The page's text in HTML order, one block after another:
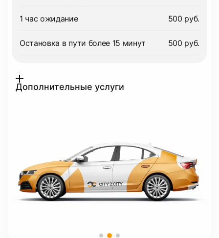
1 час ожидание 500 руб.
Остановка в пути более 15 минут 500 руб.
Дополнительные услуги